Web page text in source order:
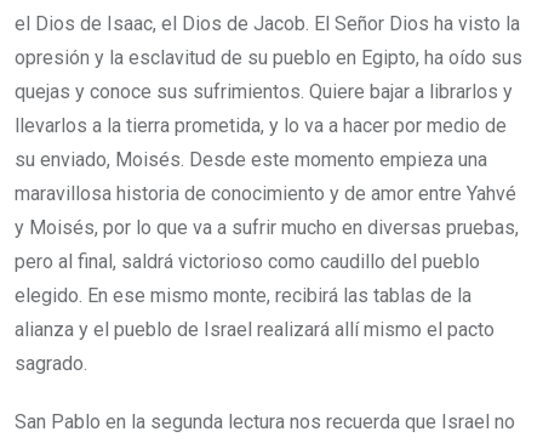
el Dios de Isaac, el Dios de Jacob. El Señor Dios ha visto la
opresión y la esclavitud de su pueblo en Egipto, ha oído sus
quejas y conoce sus sufrimientos. Quiere bajar a librarlos y
llevarlos a la tierra prometida, y lo va a hacer por medio de
su enviado, Moisés. Desde este momento empieza una
maravillosa historia de conocimiento y de amor entre Yahvé
y Moisés, por lo que va a sufrir mucho en diversas pruebas,
pero al final, saldrá victorioso como caudillo del pueblo
elegido. En ese mismo monte, recibirá las tablas de la
alianza y el pueblo de Israel realizará allí mismo el pacto
sagrado.
San Pablo en la segunda lectura nos recuerda que Israel no